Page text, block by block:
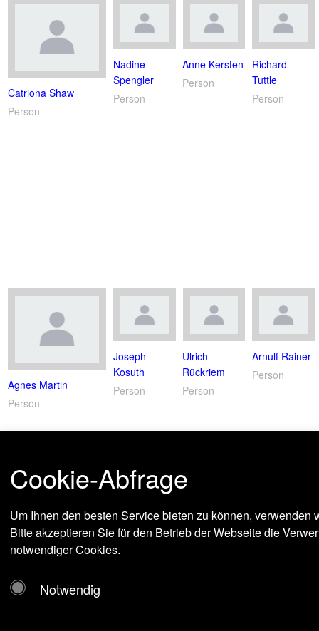
Cookie-Abfrage
Um Ihnen den besten Service bieten zu können, verwenden
Bitte akzeptieren Sie für den Betrieb der Webseite die
notwendiger Cookies.
Notwendig
Catriona Shaw
Person
Nadine
Spengler
Person
Anne Kersten
Person
Richard
Tuttle
Person
Agnes Martin
Person
Joseph
Kosuth
Person
Ulrich
Rückriem
Person
Arnulf Rainer
Person